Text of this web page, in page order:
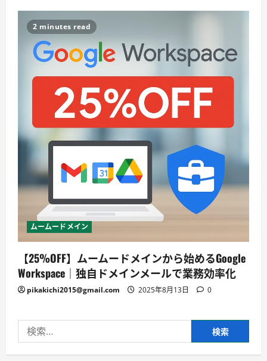
2 minutes read
ムームードメイン
【25%OFF】ムームードメインから始めるGoogle
Workspace｜独自ドメインメールで業務効率化
pikakichi2015@gmail.com 2025年8月13日 0
索: